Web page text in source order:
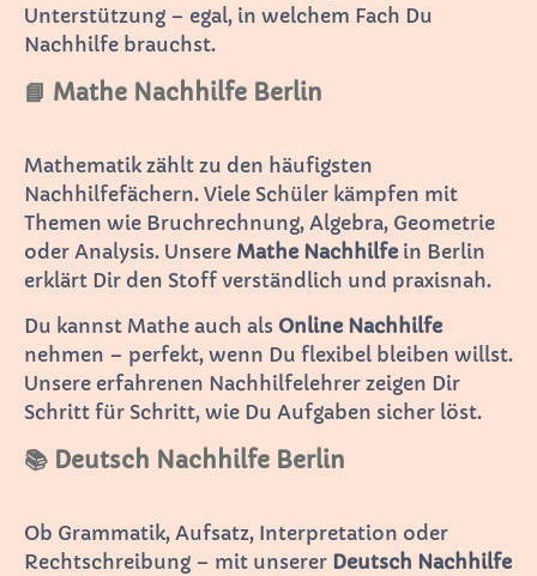
Unterstützung – egal, in welchem Fach Du
Nachhilfe brauchst.
📘 Mathe Nachhilfe Berlin
Mathematik zählt zu den häufigsten
Nachhilfefächern. Viele Schüler kämpfen mit
Themen wie Bruchrechnung, Algebra, Geometrie
oder Analysis. Unsere Mathe Nachhilfe in Berlin
erklärt Dir den Stoff verständlich und praxisnah.
Du kannst Mathe auch als Online Nachhilfe
nehmen – perfekt, wenn Du flexibel bleiben willst.
Unsere erfahrenen Nachhilfelehrer zeigen Dir
Schritt für Schritt, wie Du Aufgaben sicher löst.
📚 Deutsch Nachhilfe Berlin
Ob Grammatik, Aufsatz, Interpretation oder
Rechtschreibung – mit unserer Deutsch Nachhilfe